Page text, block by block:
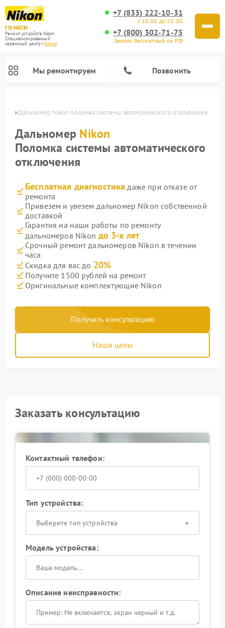
FIX-NIKON
Ремонт устройств Nikon
Специализированный
cервисный центр г.Киров
+7 (833) 222-10-31
с 10:00 до 20:00
+7 (800) 302-71-75
Звонок бесплатный по РФ
Мы ремонтируем Позвонить
Дальномер Nikon поломка системы автоматического отключения
Дальномер Nikon
Поломка системы автоматического
отключения
Бесплатная диагностика даже при отказе от
ремонта
Привезем и увезем дальномер Nikon собственной
доставкой
Гарантия на наши работы по ремонту
дальномеров Nikon до 3-х лет
Срочный ремонт дальномеров Nikon в течении
часа
Скидка для вас до 20%
Получите 1500 рублей на ремонт
Оригинальные комплектующие Nikon
Получить консультацию
Наши цены
Заказать консультацию
Контактный телефон:
Тип устройства:
Выберите тип устройства
Модель устройства:
Описание неисправности: